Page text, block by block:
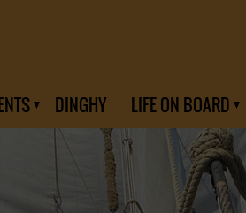
DINGHY LIFE ON BOARD